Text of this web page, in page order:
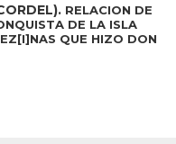
RELACION DE
DE LA ISLA
QUE HIZO DON